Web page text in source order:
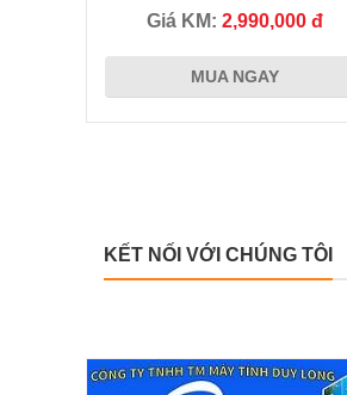
Xốp
Giá KM: 2,990,000 đ
MUA NGAY
mua ở đây rất nhiều sản
KẾT NỐI VỚI CHÚNG TÔI